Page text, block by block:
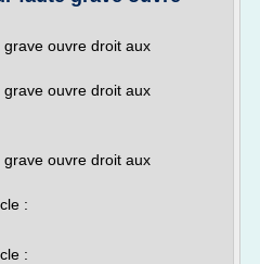
ouvre droit aux
ouvre droit aux
ouvre droit aux
:
: